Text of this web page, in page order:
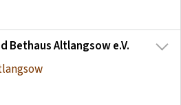
Bethaus Altlangsow e.V.